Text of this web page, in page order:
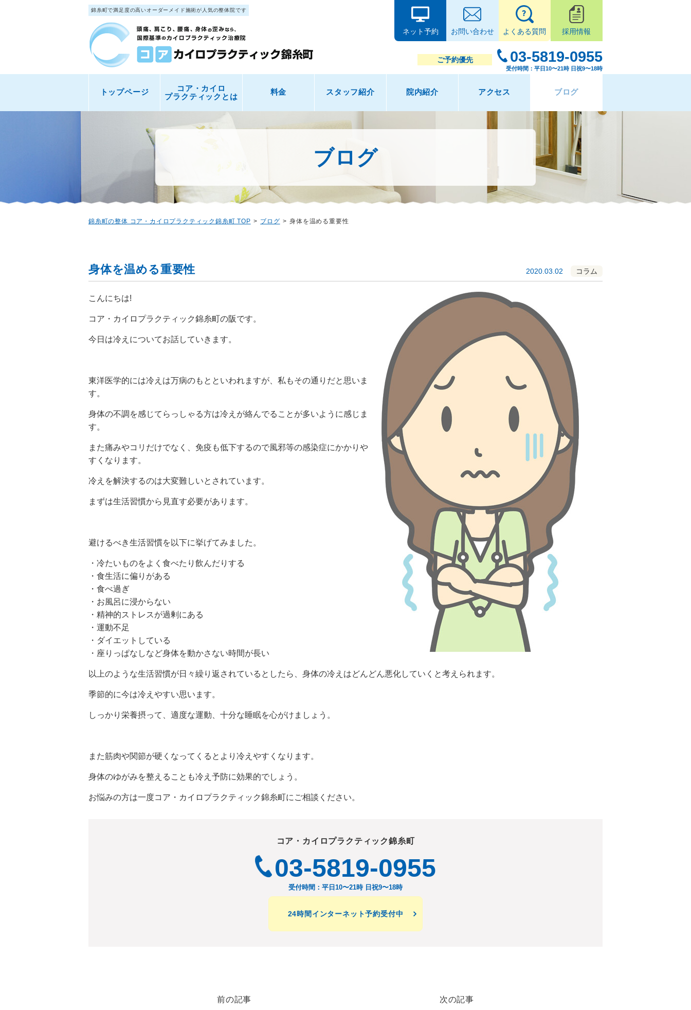
錦糸町で満足度の高いオーダーメイド施術が人気の整体院です
ネット予約 お問い合わせ よくある質問 採用情報
ご予約優先 03-5819-0955
受付時間：平日10〜21時 日祝9〜18時
トップページ
コア・カイロ
プラクティックとは
料金 スタッフ紹介 院内紹介 アクセス ブログ
ブログ
錦糸町の整体 コア・カイロプラクティック錦糸町 TOP ブログ 身体を温める重要性
身体を温める重要性 2020.03.02 コラム
こんにちは!
コア・カイロプラクティック錦糸町の阪です。
今日は冷えについてお話していきます。
東洋医学的には冷えは万病のもとといわれますが、私もその通りだと思いま
す。
身体の不調を感じてらっしゃる方は冷えが絡んでることが多いように感じま
す。
また痛みやコリだけでなく、免疫も低下するので風邪等の感染症にかかりや
すくなります。
冷えを解決するのは大変難しいとされています。
まずは生活習慣から見直す必要があります。
避けるべき生活習慣を以下に挙げてみました。
・冷たいものをよく食べたり飲んだりする
・食生活に偏りがある
・食べ過ぎ
・お風呂に浸からない
・精神的ストレスが過剰にある
・運動不足
・ダイエットしている
・座りっぱなしなど身体を動かさない時間が長い
以上のような生活習慣が日々繰り返されているとしたら、身体の冷えはどんどん悪化していくと考えられます。
季節的に今は冷えやすい思います。
しっかり栄養摂って、適度な運動、十分な睡眠を心がけましょう。
また筋肉や関節が硬くなってくるとより冷えやすくなります。
身体のゆがみを整えることも冷え予防に効果的でしょう。
お悩みの方は一度コア・カイロプラクティック錦糸町にご相談ください。
コア・カイロプラクティック錦糸町
03-5819-0955
受付時間：平日10〜21時 日祝9〜18時
24時間インターネット予約受付中
前の記事 次の記事